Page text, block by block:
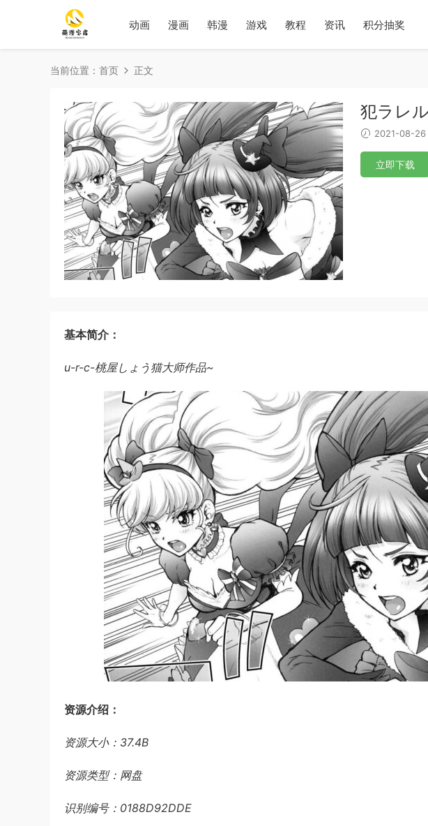
动画 漫画 韩漫 游戏 教程 资讯 积分抽奖
当前位置： 首页 正文
犯ラレ
2021-08-26
立即下载
基本简介：
u-r-c-桃屋しょう猫大师作品~
资源介绍：
资源大小：37.4B
资源类型：网盘
识别编号：0188D92DDE